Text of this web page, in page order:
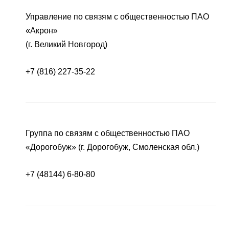
Управление по связям с общественностью ПАО
«Акрон»
(г. Великий Новгород)
+7 (816) 227-35-22
Группа по связям с общественностью ПАО
«Дорогобуж» (г. Дорогобуж, Смоленская обл.)
+7 (48144) 6-80-80